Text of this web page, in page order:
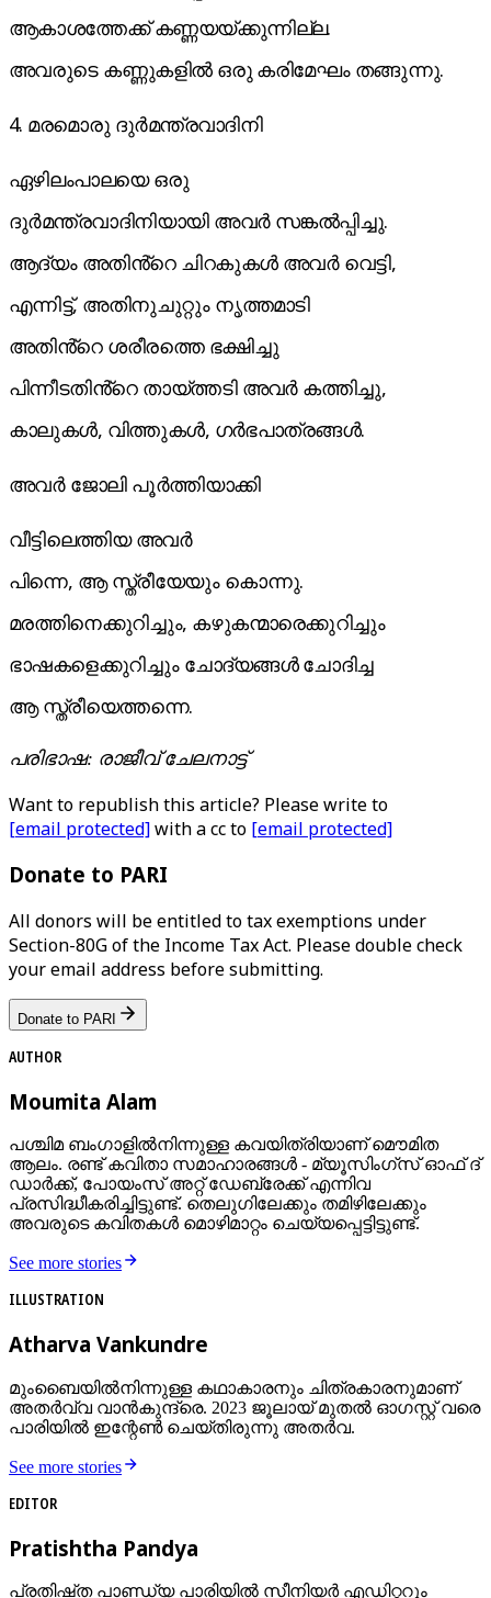
ആകാശത്തേക്ക് കണ്ണയയ്ക്കുന്നില്ല.
അവരുടെ കണ്ണുകളിൽ ഒരു കരിമേഘം തങ്ങുന്നു.
4. മരമൊരു ദുർമന്ത്രവാദിനി
ഏഴിലംപാലയെ ഒരു
ദുർമന്ത്രവാദിനിയായി അവർ സങ്കൽപ്പിച്ചു.
ആദ്യം അതിൻ്റെ ചിറകുകൾ അവർ വെട്ടി,
എന്നിട്ട്, അതിനുചുറ്റും നൃത്തമാടി
അതിൻ്റെ ശരീരത്തെ ഭക്ഷിച്ചു
പിന്നീടതിൻ്റെ തായ്ത്തടി അവർ കത്തിച്ചു,
കാലുകൾ, വിത്തുകൾ, ഗർഭപാത്രങ്ങൾ.
അവർ ജോലി പൂർത്തിയാക്കി
വീട്ടിലെത്തിയ അവർ
പിന്നെ, ആ സ്ത്രീയേയും കൊന്നു.
മരത്തിനെക്കുറിച്ചും, കഴുകന്മാരെക്കുറിച്ചും
ഭാഷകളെക്കുറിച്ചും ചോദ്യങ്ങൾ ചോദിച്ച
ആ സ്ത്രീയെത്തന്നെ.
പരിഭാഷ: രാജീവ് ചേലനാട്ട്
Want to republish this article? Please write to
[email protected]with a cc to [email protected]
Donate to PARI
All donors will be entitled to tax exemptions under
Section-80G of the Income Tax Act. Please double check
your email address before submitting.
Donate to PARI
AUTHOR
Moumita Alam
പശ്ചിമ ബംഗാളിൽനിന്നുള്ള കവയിത്രിയാണ് മൌമിത
ആലം. രണ്ട് കവിതാ സമാഹാരങ്ങൾ - മ്യൂസിംഗ്സ് ഓഫ് ദ്
ഡാർക്ക്, പോയംസ് അറ്റ് ഡേബ്രേക്ക് എന്നിവ
പ്രസിദ്ധീകരിച്ചിട്ടുണ്ട്. തെലുഗിലേക്കും തമിഴിലേക്കും
അവരുടെ കവിതകൾ മൊഴിമാറ്റം ചെയ്യപ്പെട്ടിട്ടുണ്ട്.
See more stories
ILLUSTRATION
Atharva Vankundre
മുംബൈയിൽനിന്നുള്ള കഥാകാരനും ചിത്രകാരനുമാണ്
അതർവ്വ വാൻ‌കുന്ദ്രെ. 2023 ജൂലായ് മുതൽ ഓഗസ്റ്റ് വരെ
പാരിയിൽ ഇന്റേൺ ചെയ്തിരുന്നു അതർവ.
See more stories
EDITOR
Pratishtha Pandya
പ്രതിഷ്ത പാണ്ഡ്യ പാരിയിൽ സീനിയർ എഡിറ്ററും